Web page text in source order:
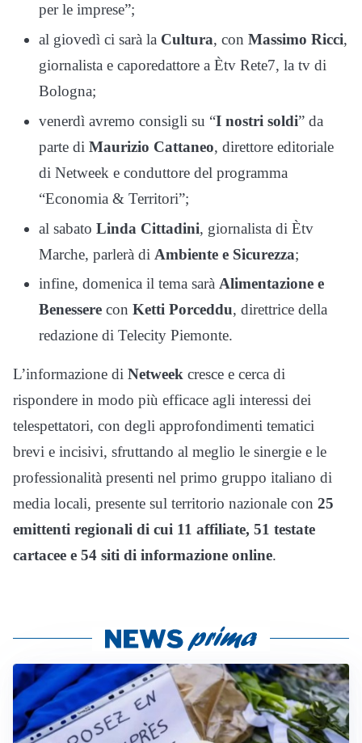
per le imprese”;
al giovedì ci sarà la Cultura, con Massimo Ricci,
giornalista e caporedattore a Ètv Rete7, la tv di
Bologna;
venerdì avremo consigli su “I nostri soldi” da
parte di Maurizio Cattaneo, direttore editoriale
di Netweek e conduttore del programma
“Economia & Territori”;
al sabato Linda Cittadini, giornalista di Ètv
Marche, parlerà di Ambiente e Sicurezza;
infine, domenica il tema sarà Alimentazione e
Benessere con Ketti Porceddu, direttrice della
redazione di Telecity Piemonte.
L’informazione di Netweek cresce e cerca di
rispondere in modo più efficace agli interessi dei
telespettatori, con degli approfondimenti tematici
brevi e incisivi, sfruttando al meglio le sinergie e le
professionalità presenti nel primo gruppo italiano di
media locali, presente sul territorio nazionale con 25
emittenti regionali di cui 11 affiliate, 51 testate
cartacee e 54 siti di informazione online.